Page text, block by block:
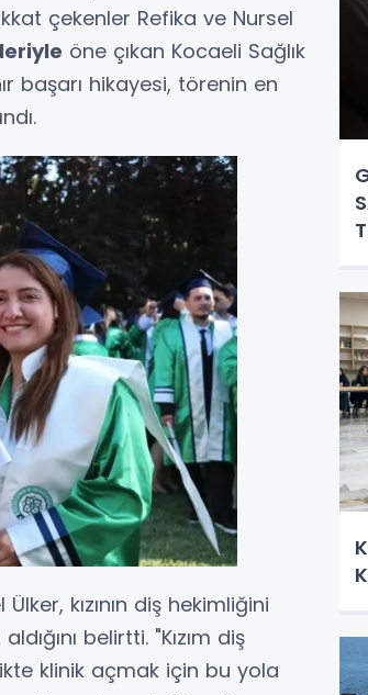
çekenler Refika ve Nursel
öne çıkan Kocaeli Sağlık
başarı hikayesi, törenin en
kızının diş hekimliğini
belirtti. "Kızım diş
klinik açmak için bu yola